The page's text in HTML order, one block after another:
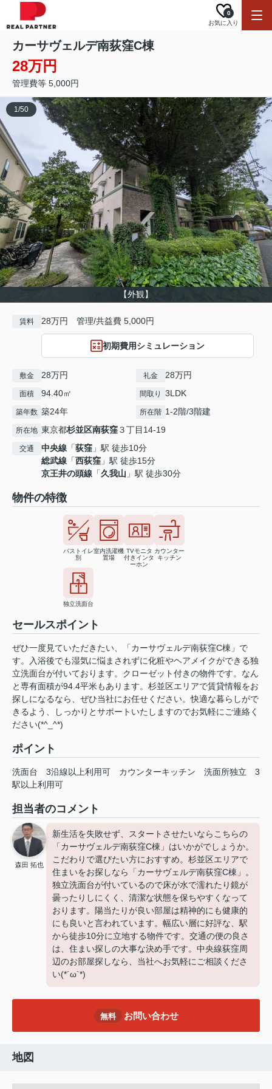
お気に入り
0
カーサヴェルデ南荻窪C棟
28万円
管理費等 5,000円
【外観】
1/50
賃料 28万円 管理/共益費 5,000円
初期費用シミュレーション
敷金 28万円 礼金 28万円
面積 94.40㎡ 間取り 3LDK
築年数 築24年 所在階 1-2階/3階建
所在地 東京都杉並区南荻窪３丁目14-19
交通 中央線 「荻窪 」駅 徒歩10分
総武線 「西荻窪 」駅 徒歩15分
京王井の頭線 「久我山 」駅 徒歩30分
物件の特徴
バストイレ
別
室内洗濯機
置場
TVモニタ
付きインタ
ーホン
カウンター
キッチン
独立洗面台
セールスポイント
ぜひ一度見ていただきたい、「カーサヴェルデ南荻窪C棟」で
す。入浴後でも湿気に悩まされずに化粧やヘアメイクができる独
立洗面台が付いております。クローゼット付きの物件です。なん
と専有面積が94.4平米もあります。杉並区エリアで賃貸情報をお
探しになるなら、ぜひ当社にお任せください。快適な暮らしがで
きるよう、しっかりとサポートいたしますのでお気軽にご連絡く
ださい(*^_^*)
ポイント
洗面台 3沿線以上利用可 カウンターキッチン 洗面所独立
3
駅以上利用可
担当者のコメント
森田 拓也
新生活を失敗せず、スタートさせたいならこちらの
「カーサヴェルデ南荻窪C棟」はいかがでしょうか。
こだわりで選びたい方におすすめ。杉並区エリアで
住まいをお探しなら「カーサヴェルデ南荻窪C棟」。
独立洗面台が付いているので床が水で濡れたり鏡が
曇ったりしにくく、清潔な状態を保ちやすくなって
おります。陽当たりが良い部屋は精神的にも健康的
にも良いと言われています。幅広い層に好評な、駅
から徒歩10分に立地する物件です。交通の便の良さ
は、住まい探しの大事な決め手です。中央線荻窪周
辺のお部屋探しなら、当社へお気軽にご相談くださ
い(*´ω`*)
無料 お問い合わせ
地図